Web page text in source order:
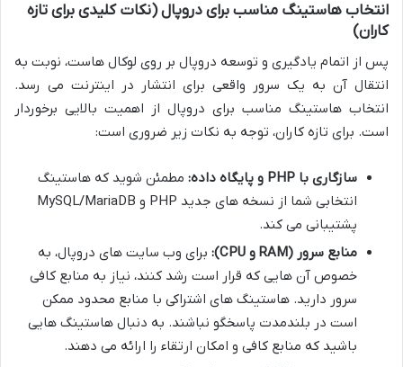
انتخاب هاستینگ مناسب برای دروپال (نکات کلیدی برای تازه
کاران)
پس از اتمام یادگیری و توسعه دروپال بر روی لوکال هاست، نوبت به
انتقال آن به یک سرور واقعی برای انتشار در اینترنت می رسد.
انتخاب هاستینگ مناسب برای دروپال از اهمیت بالایی برخوردار
است. برای تازه کاران، توجه به نکات زیر ضروری است:
سازگاری با PHP و پایگاه داده:
مطمئن شوید که هاستینگ
انتخابی شما از نسخه های جدید PHP و MySQL/MariaDB
پشتیبانی می کند.
منابع سرور (RAM و CPU):
برای وب سایت های دروپال، به
خصوص آن هایی که قرار است رشد کنند، نیاز به منابع کافی
سرور دارید. هاستینگ های اشتراکی با منابع محدود ممکن
است در بلندمدت پاسخگو نباشند. به دنبال هاستینگ هایی
باشید که منابع کافی و امکان ارتقاء را ارائه می دهند.